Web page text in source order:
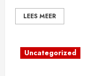
LEES MEER
Uncategorized